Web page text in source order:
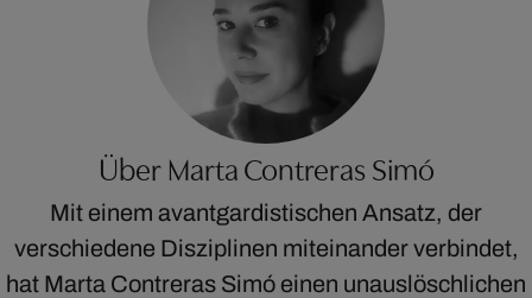
Über Marta Contreras Simó
Mit einem avantgardistischen Ansatz, der
verschiedene Disziplinen miteinander verbindet,
hat Marta Contreras Simó einen unauslöschlichen